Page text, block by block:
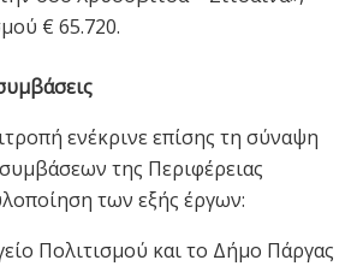
€ 65.720.
ενέκρινε επίσης τη σύναψη
της Περιφέρειας
των εξής έργων:
Πολιτισμού και το Δήμο Πάργας